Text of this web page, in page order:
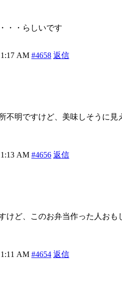
・・らしいです
AM #4658 返信
不明ですけど、美味しそうに見
AM #4656 返信
けど、このお弁当作った人おも
AM #4654 返信